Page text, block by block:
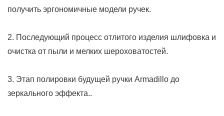
получить эргономичные модели ручек.
2. Последующий процесс отлитого изделия шлифовка и
очистка от пыли и мелких шероховатостей.
3. Этап полировки будущей ручки Armadillo до
зеркального эффекта..